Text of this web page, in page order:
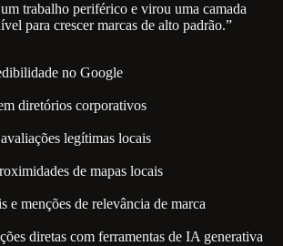
trabalho periférico e virou uma camada
para crescer marcas de alto padrão.”
no Google
diretórios corporativos
legítimas locais
de mapas locais
e menções de relevância de marca
diretas com ferramentas de IA generativa